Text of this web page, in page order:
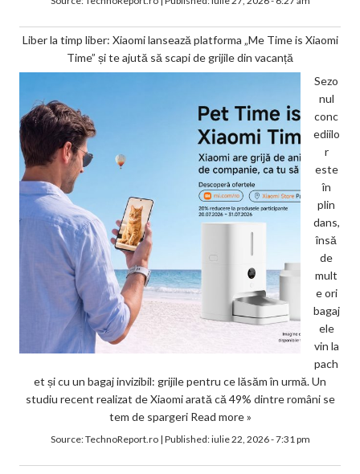
Liber la timp liber: Xiaomi lansează platforma „Me Time is Xiaomi
Time” și te ajută să scapi de grijile din vacanță
Sezo
nul
conc
ediilo
r
este
în
plin
dans,
însă
de
mult
e ori
bagaj
ele
vin la
pach
et și cu un bagaj invizibil: grijile pentru ce lăsăm în urmă. Un
studiu recent realizat de Xiaomi arată că 49% dintre români se
tem de spargeri Read more »
Source:TechnoReport.ro| Published:iulie 22, 2026 - 7:31 pm